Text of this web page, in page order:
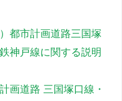
都市計画道路三国塚
神戸線に関する説明
画道路 三国塚口線・